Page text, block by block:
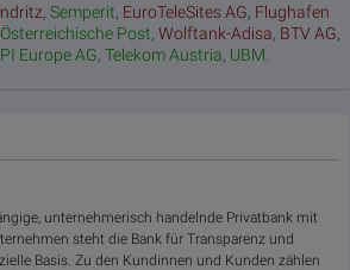
, Semperit, EuroTeleSites AG, Flughafen
Österreichische Post, Wolftank-Adisa, BTV AG,
Europe AG, Telekom Austria, UBM
unternehmerisch handelnde Privatbank mit
steht die Bank für Transparenz und
Basis. Zu den Kundinnen und Kunden zählen